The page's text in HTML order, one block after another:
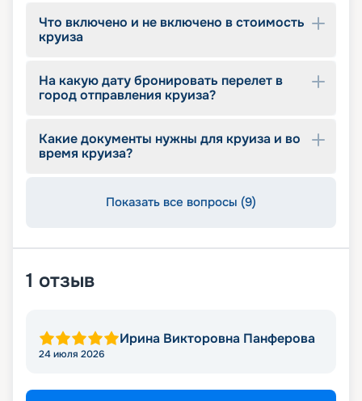
сориентируют в расписании туров на 2026 -
2027 годы и даже помогут подобрать каюту.
Что включено и не включено в стоимость
круиза
На какую дату бронировать перелет в
город отправления круиза?
Какие документы нужны для круиза и во
время круиза?
Показать все вопросы (9)
1 отзыв
Ирина Викторовна Панферова
24 июля 2026